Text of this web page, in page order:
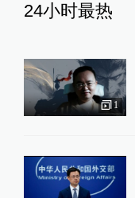
24小时最热
1